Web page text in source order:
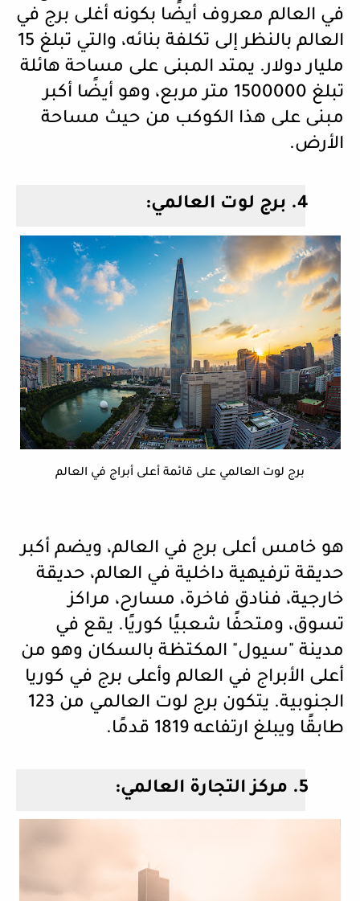
في العالم معروف أيضًا بكونه أغلى برج في
العالم بالنظر إلى تكلفة بنائه، والتي تبلغ 15
مليار دولار. يمتد المبنى على مساحة هائلة
تبلغ 1500000 متر مربع، وهو أيضًا أكبر
مبنى على هذا الكوكب من حيث مساحة
الأرض.
4. برج لوت العالمي:
برج لوت العالمي على قائمة أعلى أبراج في العالم
هو خامس أعلى برج في العالم، ويضم أكبر
حديقة ترفيهية داخلية في العالم، حديقة
خارجية، فنادق فاخرة، مسارح، مراكز
تسوق، ومتحفًا شعبيًا كوريًا. يقع في
مدينة "سيول" المكتظة بالسكان وهو من
أعلى الأبراج في العالم وأعلى برج في كوريا
الجنوبية. يتكون برج لوت العالمي من 123
طابقًا ويبلغ ارتفاعه 1819 قدمًا.
5. مركز التجارة العالمي: